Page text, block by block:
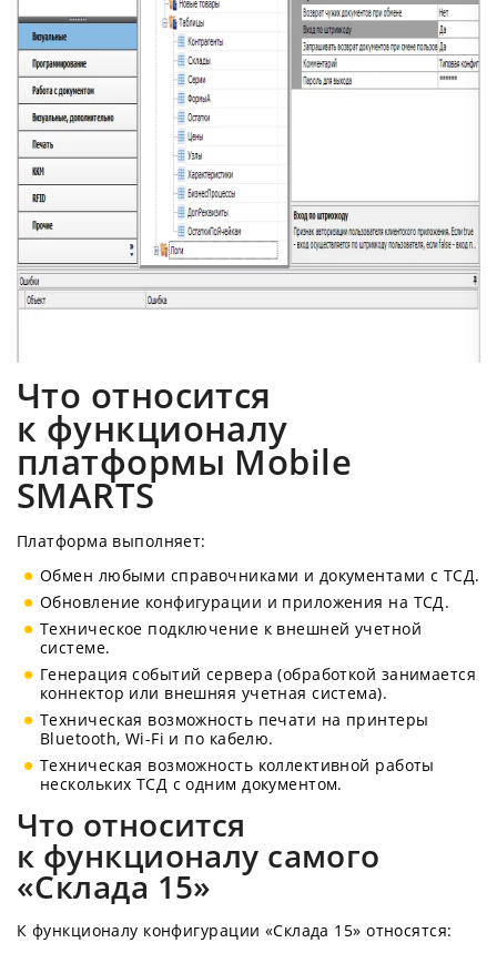
Что относится
к функционалу
платформы Mobile
SMARTS
Платформа выполняет:
Обмен любыми справочниками и документами с ТСД.
Обновление конфигурации и приложения на ТСД.
Техническое подключение к внешней учетной
системе.
Генерация событий сервера (обработкой занимается
коннектор или внешняя учетная система).
Техническая возможность печати на принтеры
Bluetooth, Wi-Fi и по кабелю.
Техническая возможность коллективной работы
нескольких ТСД с одним документом.
Что относится
к функционалу самого
«Склада 15»
К функционалу конфигурации «Склада 15» относятся: